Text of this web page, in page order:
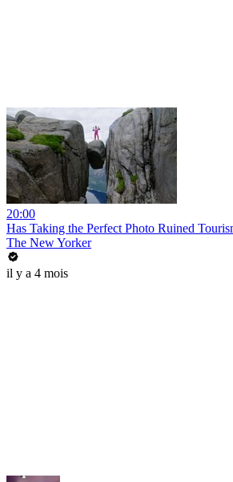
20:00
Has Taking the Perfect Photo Ruined
The New Yorker
il y a 4 mois